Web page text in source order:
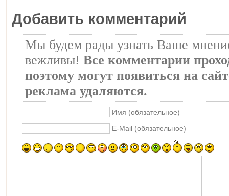
Добавить комментарий
Мы будем рады узнать Ваше
вежливы! Все комментарии
поэтому могут появиться на
реклама удаляются.
Имя (обязательное)
E-Mail (обязательное)